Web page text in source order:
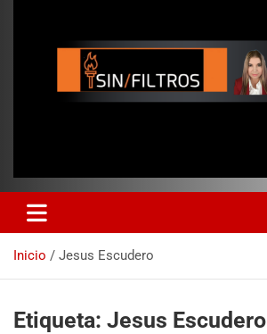
Inicio Jesus Escudero
Etiqueta: Jesus Escudero